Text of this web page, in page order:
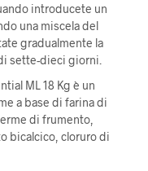
introducete un
una miscela del
gradualmente la
sette-dieci giorni.
ML 18 Kg è un
a base di farina di
di frumento,
bicalcico, cloruro di